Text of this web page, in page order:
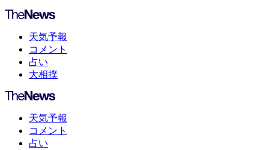
天気予報
コメント
占い
大相撲
天気予報
コメント
占い